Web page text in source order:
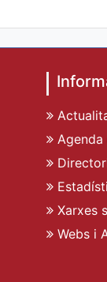
Xarxes
Webs i